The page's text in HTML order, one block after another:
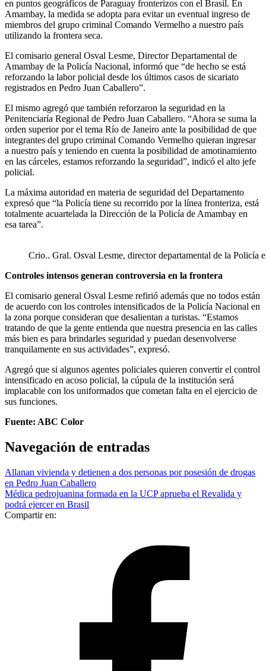
en puntos geográficos de Paraguay fronterizos con el Brasil. En
Amambay, la medida se adopta para evitar un eventual ingreso de
miembros del grupo criminal Comando Vermelho a nuestro país
utilizando la frontera seca.
El comisario general Osval Lesme, Director Departamental de
Amambay de la Policía Nacional, informó que “de hecho se está
reforzando la labor policial desde los últimos casos de sicariato
registrados en Pedro Juan Caballero”.
El mismo agregó que también reforzaron la seguridad en la
Penitenciaría Regional de Pedro Juan Caballero. “Ahora se suma la
orden superior por el tema Río de Janeiro ante la posibilidad de que
integrantes del grupo criminal Comando Vermelho quieran ingresar
a nuestro país y teniendo en cuenta la posibilidad de amotinamiento
en las cárceles, estamos reforzando la seguridad”, indicó el alto jefe
policial.
La máxima autoridad en materia de seguridad del Departamento
expresó que “la Policía tiene su recorrido por la línea fronteriza, está
totalmente acuartelada la Dirección de la Policía de Amambay en
esa tarea”.
Crio.. Gral. Osval Lesme, director departamental de la Policía
Controles intensos generan controversia en la frontera
El comisario general Osval Lesme refirió además que no todos están
de acuerdo con los controles intensificados de la Policía Nacional en
la zona porque consideran que desalientan a turistas. “Estamos
tratando de que la gente entienda que nuestra presencia en las calles
más bien es para brindarles seguridad y puedan desenvolverse
tranquilamente en sus actividades”, expresó.
Agregó que si algunos agentes policiales quieren convertir el control
intensificado en acoso policial, la cúpula de la institución será
implacable con los uniformados que cometan falta en el ejercicio de
sus funciones.
Fuente: ABC Color
Navegación de entradas
Allanan vivienda y detienen a dos personas por posesión de drogas
en Pedro Juan Caballero
Médica pedrojuanina formada en la UCP aprueba el Revalida y
podrá ejercer en Brasil
Compartir en: